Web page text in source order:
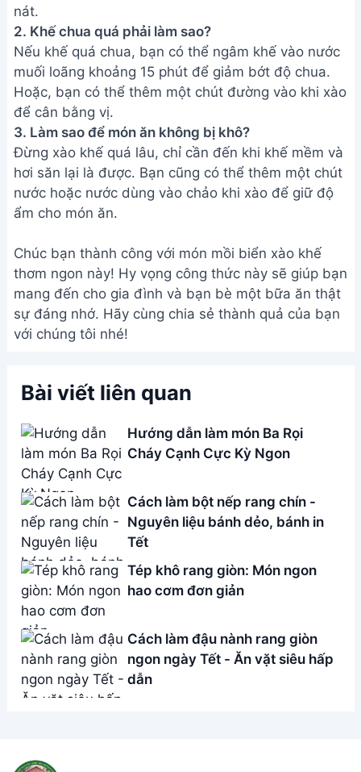
mang đến cho gia đình và bạn bè một bữa ăn thật
sự đáng nhớ. Hãy cùng chia sẻ thành quả của bạn
với chúng tôi nhé!
Bài viết liên quan
Hướng dẫn làm món Ba Rọi
Cháy Cạnh Cực Kỳ Ngon
Tết
Tép khô rang giòn: Món ngon
hao cơm đơn giản
dẫn
Address:Hẻm 283 Nguyễn Đình Chiểu, Hàm Tiến ,
Phan Thiết
Email: [email protected]
THÔNG TIN
Giới Thiệu